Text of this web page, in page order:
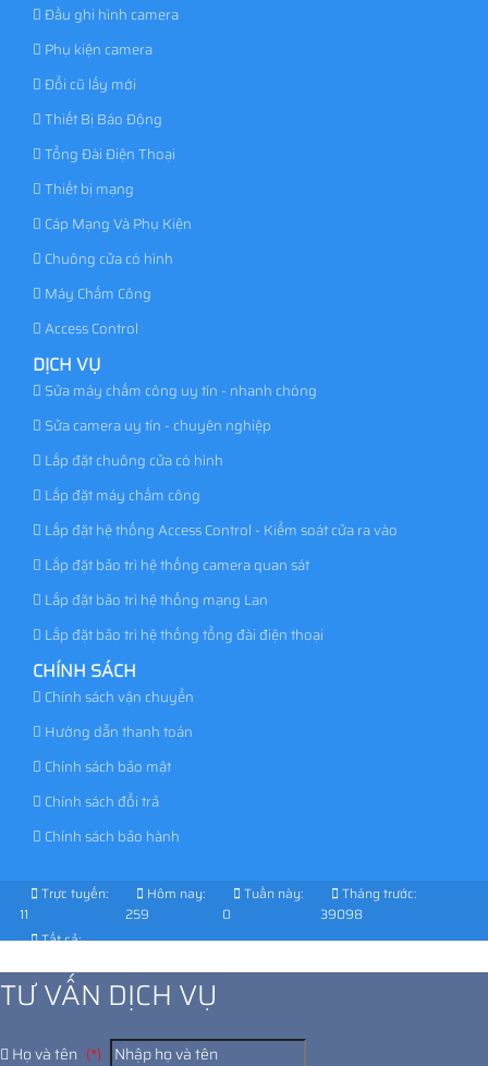
Đầu ghi hình camera
Phụ kiện camera
Đổi cũ lấy mới
Thiết Bị Báo Động
Tổng Đài Điện Thoại
Thiết bị mạng
Cáp Mạng Và Phụ Kiện
Chuông cửa có hình
Máy Chấm Công
Access Control
DỊCH VỤ
Sửa máy chấm công uy tín - nhanh chóng
Sửa camera uy tín - chuyên nghiệp
Lắp đặt chuông cửa có hình
Lắp đặt máy chấm công
Lắp đặt hệ thống Access Control - Kiểm soát cửa ra vào
Lắp đặt bảo trì hệ thống camera quan sát
Lắp đặt bảo trì hệ thống mạng Lan
Lắp đặt bảo trì hệ thống tổng đài điện thoại
CHÍNH SÁCH
Chính sách vận chuyển
Hướng dẫn thanh toán
Chính sách bảo mật
Chính sách đổi trả
Chính sách bảo hành
Trực tuyến:
11
Hôm nay:
259
Tuần này:
0
Tháng trước:
39098
Tất cả:
TƯ VẤN DỊCH VỤ
Họ và tên (*)